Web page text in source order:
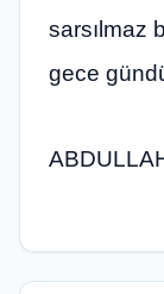
sarsılmaz
gece